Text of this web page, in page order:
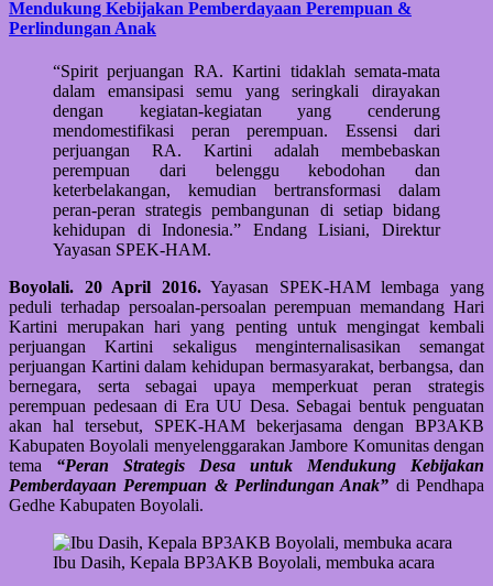
Mendukung Kebijakan Pemberdayaan Perempuan &
Perlindungan Anak
“Spirit perjuangan RA. Kartini tidaklah semata-mata
dalam emansipasi semu yang seringkali dirayakan
dengan kegiatan-kegiatan yang cenderung
mendomestifikasi peran perempuan. Essensi dari
perjuangan RA. Kartini adalah membebaskan
perempuan dari belenggu kebodohan dan
keterbelakangan, kemudian bertransformasi dalam
peran-peran strategis pembangunan di setiap bidang
kehidupan di Indonesia.” Endang Lisiani, Direktur
Yayasan SPEK-HAM.
Boyolali. 20 April 2016.Yayasan SPEK-HAM lembaga yang
peduli terhadap persoalan-persoalan perempuan memandang Hari
Kartini merupakan hari yang penting untuk mengingat kembali
perjuangan Kartini sekaligus menginternalisasikan semangat
perjuangan Kartini dalam kehidupan bermasyarakat, berbangsa, dan
bernegara, serta sebagai upaya memperkuat peran strategis
perempuan pedesaan di Era UU Desa. Sebagai bentuk penguatan
akan hal tersebut, SPEK-HAM bekerjasama dengan BP3AKB
Kabupaten Boyolali menyelenggarakan Jambore Komunitas dengan
tema “Peran Strategis Desa untuk Mendukung Kebijakan
Pemberdayaan Perempuan & Perlindungan Anak” di Pendhapa
Gedhe Kabupaten Boyolali.
Ibu Dasih, Kepala BP3AKB Boyolali, membuka acara